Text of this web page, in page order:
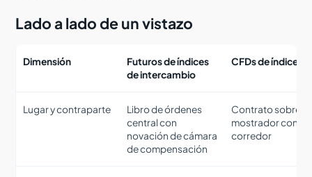
Lado a lado de un vistazo
Dimensión
Futuros de índices
de intercambio
CFDs de índices
Lugar y contraparte
Libro de órdenes
central con
novación de cámara
de compensación
Contrato sobre el
mostrador con tu
corredor